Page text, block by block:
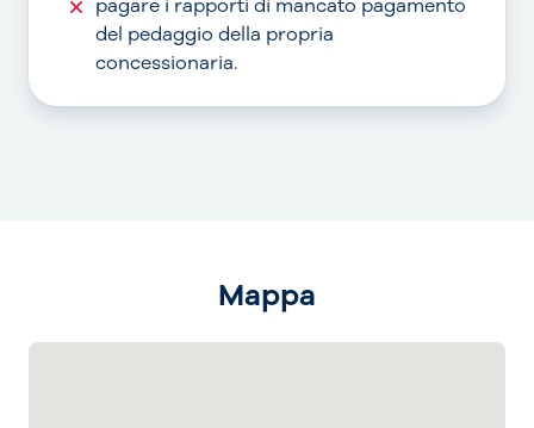
pagare i rapporti di mancato pagamento
del pedaggio della propria
concessionaria.
Mappa